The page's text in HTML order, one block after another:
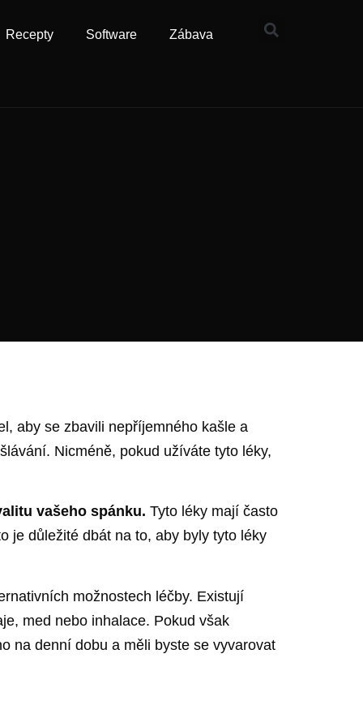
Recepty Software Zábava
aby se zbavili nepříjemného kašle a
Nicméně, pokud užíváte tyto léky,
vašeho spánku. Tyto léky mají často
je důležité dbát na to, aby byly tyto léky
možnostech léčby. Existují
med nebo inhalace. Pokud však
na denní dobu a měli byste se vyvarovat